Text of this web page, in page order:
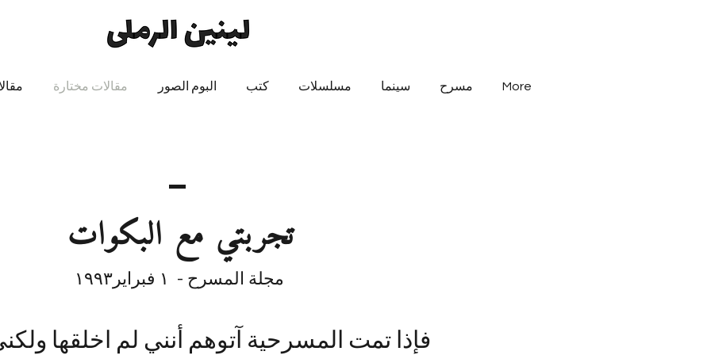
مقالات مختارة البوم الصور كتب مسلسلات سينما مسرح More
تجربتي مع البكوات
فإذا تمت المسرحية آتوهم أنني لم اخلقها